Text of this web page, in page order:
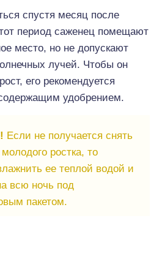
спустя месяц после
период саженец помещают
место, но не допускают
лучей. Чтобы он
его рекомендуется
удобрением.
Если не получается снять
молодого ростка, то
ее теплой водой и
всю ночь под
пакетом.